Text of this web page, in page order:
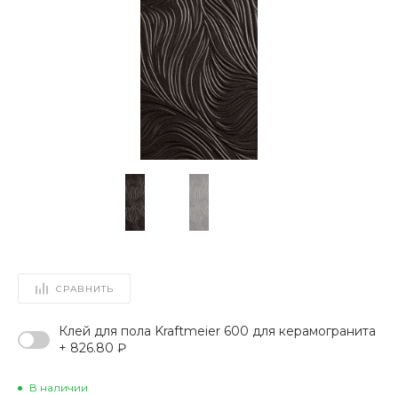
СРАВНИТЬ
Клей для пола Kraftmeier 600 для керамогранита
+ 826.80 ₽
В наличии